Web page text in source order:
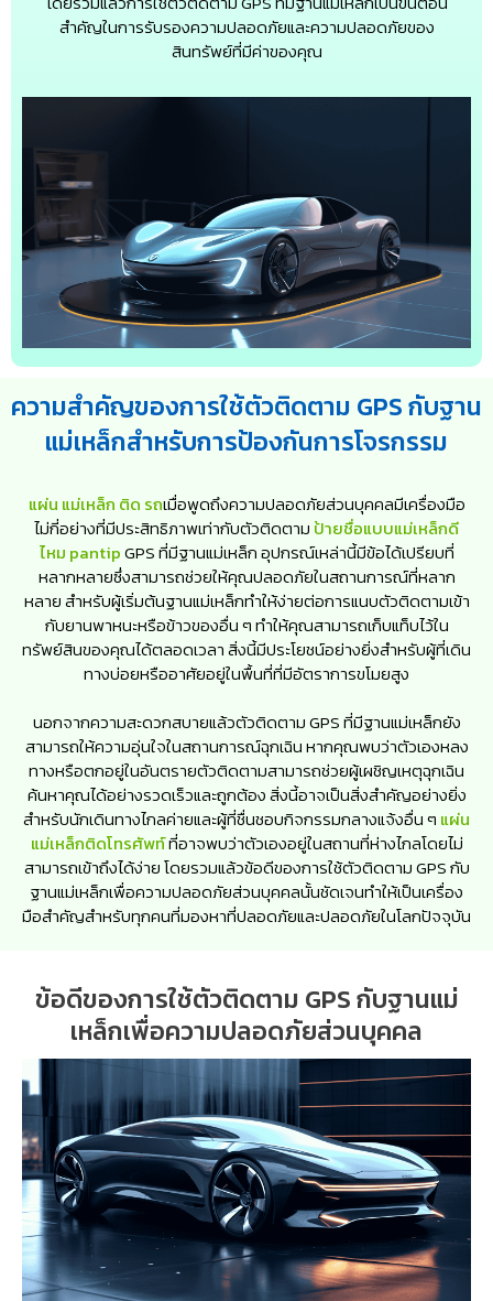
สำคัญในการรับรองความปลอดภัยและความปลอดภัยของ
สินทรัพย์ที่มีค่าของคุณ
ความสำคัญของการใช้ตัวติดตาม GPS กับฐาน
แม่เหล็กสำหรับการป้องกันการโจรกรรม
แผ่น แม่เหล็ก ติด รถเมื่อพูดถึงความปลอดภัยส่วนบุคคลมีเครื่องมือ
ไม่กี่อย่างที่มีประสิทธิภาพเท่ากับตัวติดตาม ป้ายชื่อแบบแม่เหล็กดี
ไหม pantipGPS ที่มีฐานแม่เหล็ก อุปกรณ์เหล่านี้มีข้อได้เปรียบที่
หลากหลายซึ่งสามารถช่วยให้คุณปลอดภัยในสถานการณ์ที่หลาก
หลาย สำหรับผู้เริ่มต้นฐานแม่เหล็กทำให้ง่ายต่อการแนบตัวติดตามเข้า
กับยานพาหนะหรือข้าวของอื่น ๆ ทำให้คุณสามารถเก็บแท็บไว้ใน
ทรัพย์สินของคุณได้ตลอดเวลา สิ่งนี้มีประโยชน์อย่างยิ่งสำหรับผู้ที่เดิน
ทางบ่อยหรืออาศัยอยู่ในพื้นที่ที่มีอัตราการขโมยสูง
นอกจากความสะดวกสบายแล้วตัวติดตาม GPS ที่มีฐานแม่เหล็กยัง
สามารถให้ความอุ่นใจในสถานการณ์ฉุกเฉิน หากคุณพบว่าตัวเองหลง
ทางหรือตกอยู่ในอันตรายตัวติดตามสามารถช่วยผู้เผชิญเหตุฉุกเฉิน
ค้นหาคุณได้อย่างรวดเร็วและถูกต้อง สิ่งนี้อาจเป็นสิ่งสำคัญอย่างยิ่ง
สำหรับนักเดินทางไกลค่ายและผู้ที่ชื่นชอบกิจกรรมกลางแจ้งอื่น ๆ แผ่น
แม่เหล็กติดโทรศัพท์ที่อาจพบว่าตัวเองอยู่ในสถานที่ห่างไกลโดยไม่
สามารถเข้าถึงได้ง่าย โดยรวมแล้วข้อดีของการใช้ตัวติดตาม GPS กับ
ฐานแม่เหล็กเพื่อความปลอดภัยส่วนบุคคลนั้นชัดเจนทำให้เป็นเครื่อง
มือสำคัญสำหรับทุกคนที่มองหาที่ปลอดภัยและปลอดภัยในโลกปัจจุบัน
ข้อดีของการใช้ตัวติดตาม GPS กับฐานแม่
เหล็กเพื่อความปลอดภัยส่วนบุคคล